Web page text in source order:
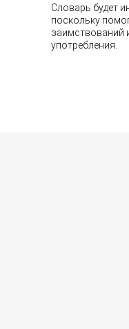
Словарь будет
поскольку
заимствований
употребления.